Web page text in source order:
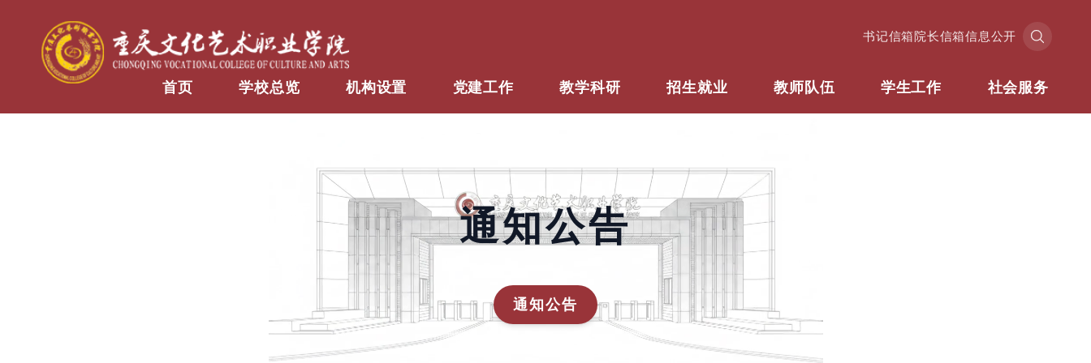
书记信箱院长信箱信息公开
首页 学校总览 机构设置 党建工作 教学科研 招生就业 教师队伍 学生工作 社会服务
通知公告
通知公告